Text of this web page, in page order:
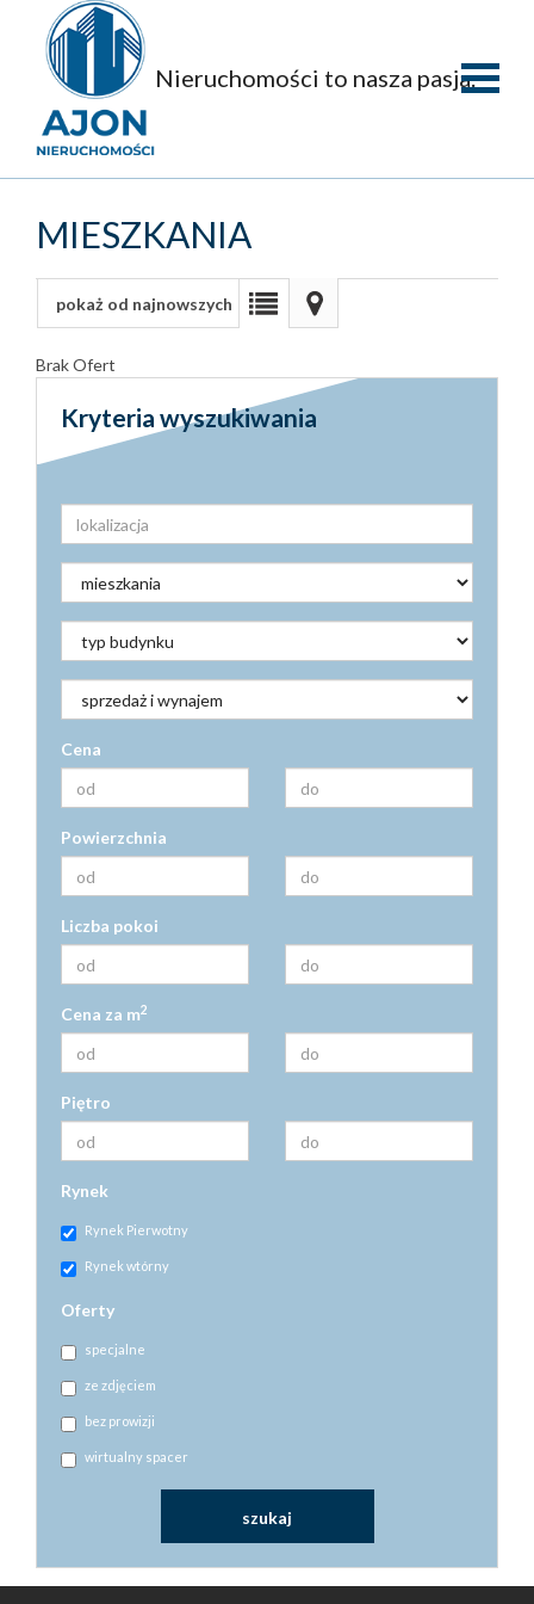
Nieruchomości to nasza pasja.
Domy
Obiekty
Kontakt
Kredyty
MIESZKANIA
pokaż od najnowszych
Brak Ofert
Kryteria wyszukiwania
Cena
Powierzchnia
Liczba pokoi
Cena za m2
Piętro
Rynek
Rynek Pierwotny
Rynek wtórny
Oferty
specjalne
ze zdjęciem
bez prowizji
wirtualny spacer